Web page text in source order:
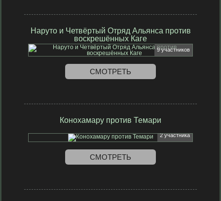
Наруто и Четвёртый Отряд Альянса против
воскрешённых Каге
9 участников
СМОТРЕТЬ
Конохамару против Темари
2 участника
СМОТРЕТЬ